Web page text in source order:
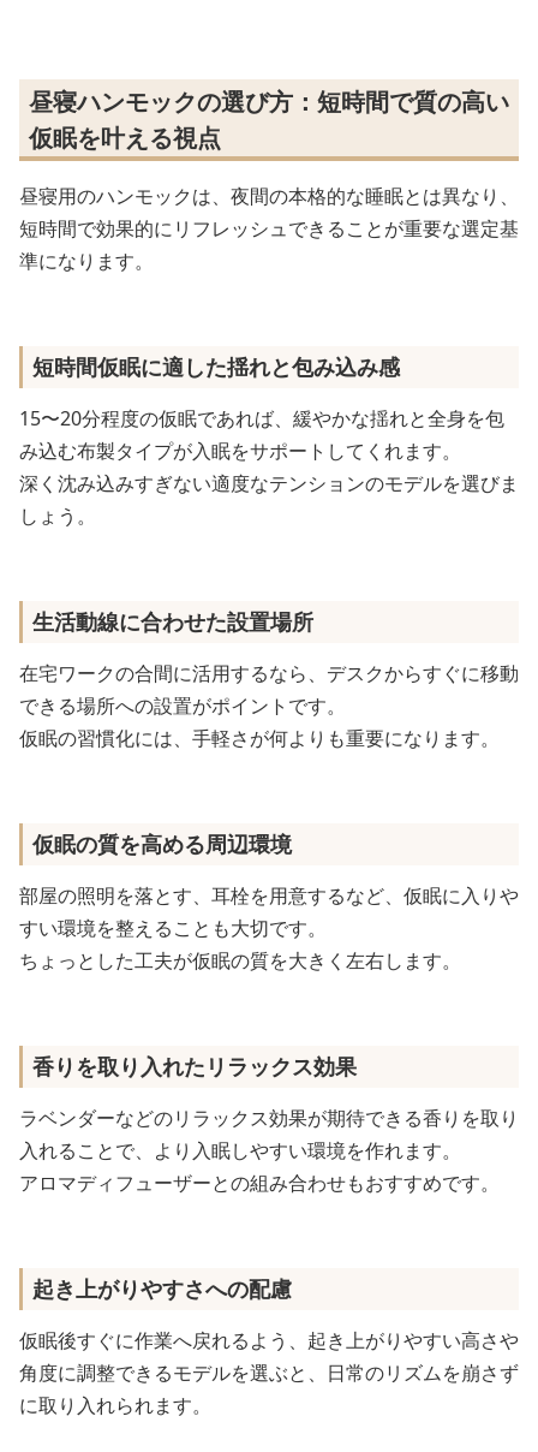
昼寝ハンモックの選び方：短時間で質の高い
仮眠を叶える視点
昼寝用のハンモックは、夜間の本格的な睡眠とは異なり、
短時間で効果的にリフレッシュできることが重要な選定基
準になります。
短時間仮眠に適した揺れと包み込み感
15〜20分程度の仮眠であれば、緩やかな揺れと全身を包
み込む布製タイプが入眠をサポートしてくれます。
深く沈み込みすぎない適度なテンションのモデルを選びま
しょう。
生活動線に合わせた設置場所
在宅ワークの合間に活用するなら、デスクからすぐに移動
できる場所への設置がポイントです。
仮眠の習慣化には、手軽さが何よりも重要になります。
仮眠の質を高める周辺環境
部屋の照明を落とす、耳栓を用意するなど、仮眠に入りや
すい環境を整えることも大切です。
ちょっとした工夫が仮眠の質を大きく左右します。
香りを取り入れたリラックス効果
ラベンダーなどのリラックス効果が期待できる香りを取り
入れることで、より入眠しやすい環境を作れます。
アロマディフューザーとの組み合わせもおすすめです。
起き上がりやすさへの配慮
仮眠後すぐに作業へ戻れるよう、起き上がりやすい高さや
角度に調整できるモデルを選ぶと、日常のリズムを崩さず
に取り入れられます。